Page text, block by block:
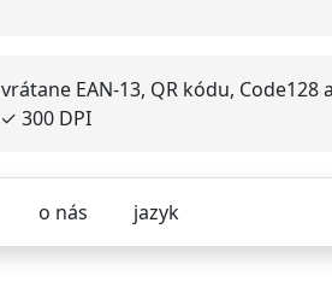
EAN-13, QR kódu, Code128
300 DPI
o nás jazyk